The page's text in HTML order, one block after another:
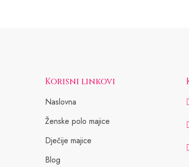
Korisni linkovi
Naslovna
Ženske polo majice
Dječije majice
Blog